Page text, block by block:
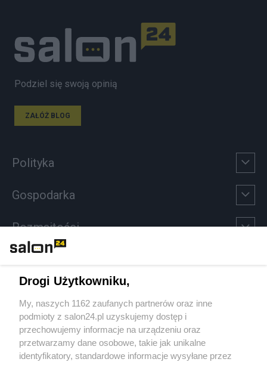
Podziel się swoją opinią
ZAŁÓŻ BLOG
Polityka
Gospodarka
Rozmaitości
Sport
Społeczeństwo
Kultura
Drogi Użytkowniku,
My, naszych 1162 zaufanych partnerów oraz inne
podmioty z salon24.pl uzyskujemy dostęp i
przechowujemy informacje na urządzeniu oraz
przetwarzamy dane osobowe, takie jak unikalne
identyfikatory, standardowe informacje wysyłane przez